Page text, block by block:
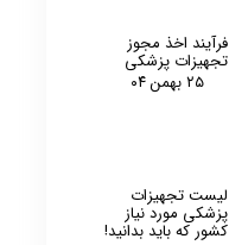
فرآیند اخذ مجوز
تجهیزات پزشکی
۲۵ بهمن ۰۴
لیست تجهیزات
پزشکی مورد نیاز
کشور که باید بدانید!